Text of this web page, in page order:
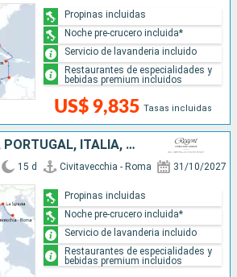
US$ 9,835 Tasas incluidas
Propinas incluidas
Noche pre-crucero incluida*
Servicio de lavanderia incluido
Restaurantes de especialidades y
bebidas premium incluidos
ESPAÑA, FRANCIA, PORTUGAL, ITALIA, MARRUECOS
15 d Civitavecchia - Roma 31/10/2027
Propinas incluidas
Noche pre-crucero incluida*
Servicio de lavanderia incluido
Restaurantes de especialidades y
bebidas premium incluidos